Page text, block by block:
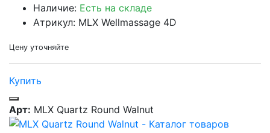
Наличие: Есть на складе
Атрикул: MLX Wellmassage 4D
Цену уточняйте
Купить
Арт: MLX Quartz Round Walnut